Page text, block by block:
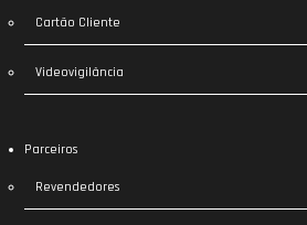
Cartão Cliente
Videovigilância
Parceiros
Revendedores